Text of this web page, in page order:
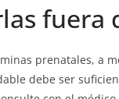
fuera
prenatales, a
debe ser